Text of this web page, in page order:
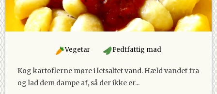
Vegetar Fedtfattig mad
Kog kartoflerne møre i letsaltet vand. Hæld vandet fra
og lad dem dampe af, så der ikke er...